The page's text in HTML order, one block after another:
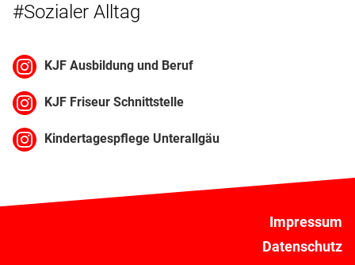
#Sozialer Alltag
KJF Ausbildung und Beruf
KJF Friseur Schnittstelle
Kindertagespflege Unterallgäu
Impressum
Datenschutz